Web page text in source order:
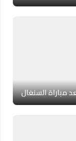
مباراة السنغال